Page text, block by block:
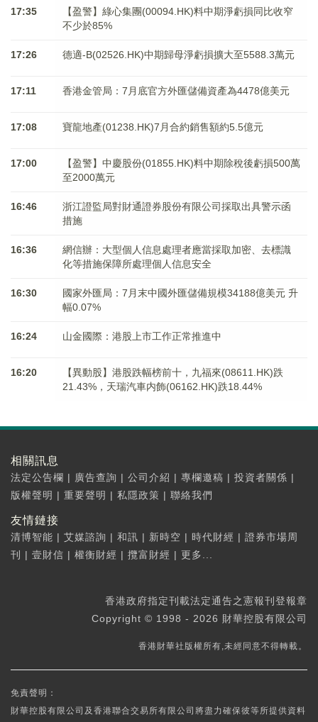
17:35
【盈警】綠心集團(00094.HK)料中期淨虧損同比收窄
不少於85%
17:26 德適-B(02526.HK)中期歸母淨虧損擴大至5588.3萬元
17:11 香港金管局：7月底官方外匯儲備資產為4478億美元
17:08 寶龍地產(01238.HK)7月合約銷售額約5.5億元
17:00
【盈警】中慶股份(01855.HK)料中期除稅後虧損500萬
至2000萬元
16:46
浙江證監局對財通證券股份有限公司採取出具警示函
措施
16:36
網信辦：大型個人信息處理者應當採取加密、去標識
化等措施保障所處理個人信息安全
16:30
國家外匯局：7月末中國外匯儲備規模34188億美元 升
幅0.07%
16:24 山金國際：港股上市工作正常推進中
16:20
【異動股】港股跌幅榜前十，九福來(08611.HK)跌
21.43%，天瑞汽車内飾(06162.HK)跌18.44%
相關訊息
法定公告欄 | 廣告查詢 | 公司介紹 | 專欄邀稿 | 投資者關係 |
版權聲明 | 重要聲明 | 私隱政策 | 聯絡我們
友情鏈接
清博智能 | 艾媒諮詢 | 和訊 | 新時空 | 時代財經 | 證券市場周
刊
| 壹財信 | 權衡財經 | 攬富財經 | 更多...
香港政府指定刊載法定通告之憲報刊登報章
Copyright © 1998 - 2026 財華控股有限公司
香港財華社版權所有,未經同意不得轉載。
免責聲明：
財華控股有限公司及香港聯合交易所有限公司將盡力確保彼等所提供資料